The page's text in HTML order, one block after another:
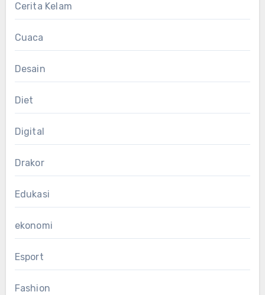
Cerita Kelam
Cuaca
Desain
Diet
Digital
Drakor
Edukasi
ekonomi
Esport
Fashion